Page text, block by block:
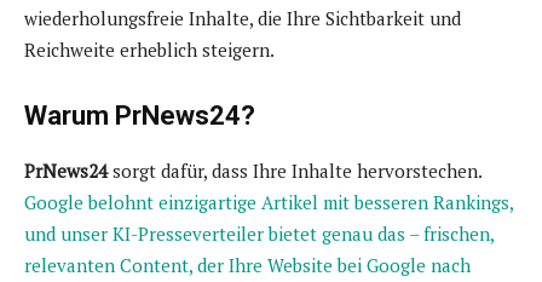
wiederholungsfreie Inhalte, die Ihre Sichtbarkeit und
Reichweite erheblich steigern.
Warum PrNews24?
PrNews24sorgt dafür, dass Ihre Inhalte hervorstechen.
Google belohnt einzigartige Artikel mit besseren Rankings,
und unser KI-Presseverteiler bietet genau das – frischen,
relevanten Content, der Ihre Website bei Google nach